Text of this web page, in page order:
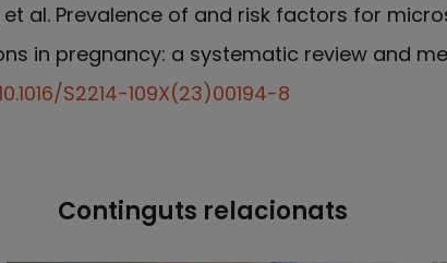
et al. Prevalence of and risk factors for
in pregnancy: a systematic review and
S2214-109X(23)00194-8
Continguts relacionats